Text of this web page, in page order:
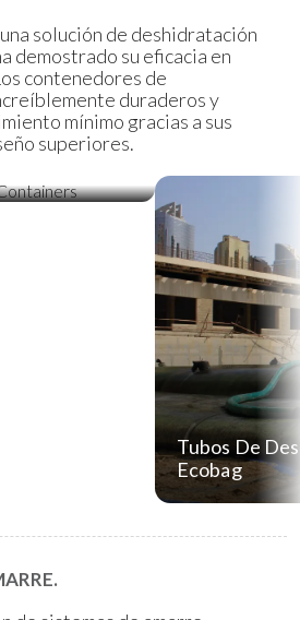
solución de deshidratación
demostrado su eficacia en
contenedores de
duraderos y
mínimo gracias a sus
superiores.
Tubos De
Ecobag